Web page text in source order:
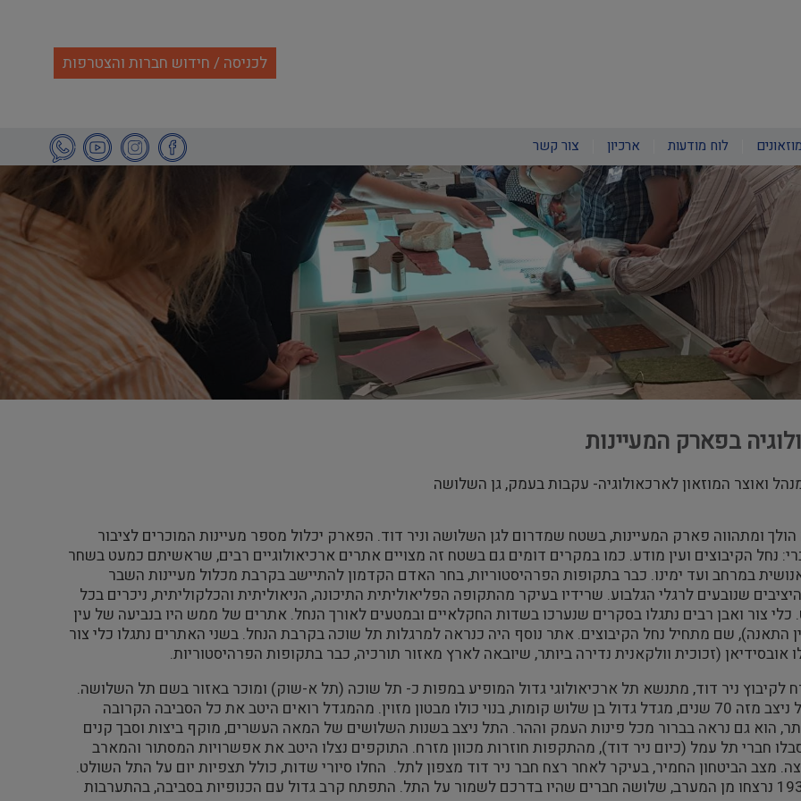
לכניסה / חידוש חברות והצטרפות
לוח מודעות ארכיון צור קשר
בפארק המעיינות
ואוצר המוזאון לארכאולוגיה- עקבות בעמק, גן השלושה
ומתהווה פארק המעיינות, בשטח שמדרום לגן השלושה וניר דוד. הפארק יכלול מספר מעיינות המוכרים לציבור
נחל הקיבוצים ועין מודע. כמו במקרים דומים גם בשטח זה מצויים אתרים ארכיאולוגיים רבים, שראשיתם כמעט בשחר
במרחב ועד ימינו. כבר בתקופות הפרהיסטוריות, בחר האדם הקדמון להתיישב בקרבת מכלול מעיינות השבר
שנובעים לרגלי הגלבוע. שרידיו בעיקר מהתקופה הפליאוליתית התיכונה, הניאוליתית והכלקוליתית, ניכרים בכל
כלי צור ואבן רבים נתגלו בסקרים שנערכו בשדות החקלאיים ובמטעים לאורך הנחל. אתרים של ממש היו בנביעה של עין
התאנה), שם מתחיל נחל הקיבוצים. אתר נוסף היה כנראה למרגלות תל שוכה בקרבת הנחל. בשני האתרים נתגלו כלי צור
אובסידיאן (זכוכית וולקאנית נדירה ביותר, שיובאה לארץ מאזור תורכיה, כבר בתקופות הפרהיסטוריות.
לקיבוץ ניר דוד, מתנשא תל ארכיאולוגי גדול המופיע במפות כ- תל שוכה (תל א-שוק) ומוכר באזור בשם תל השלושה.
בפסגת התל ניצב מזה 70 שנים, מגדל גדול בן שלוש קומות, בנוי כולו מבטון מזוין. מהמגדל רואים היטב את כל הסביבה הקרובה
הוא גם נראה בברור מכל פינות העמק וההר. התל ניצב בשנות השלושים של המאה העשרים, מוקף ביצות וסבך קנים
חברי תל עמל (כיום ניר דוד), מהתקפות חוזרות מכוון מזרח. התוקפים נצלו היטב את אפשרויות המסתור והמארב
מצב הביטחון החמיר, בעיקר לאחר רצח חבר ניר דוד מצפון לתל. החלו סיורי שדות, כולל תצפיות יום על התל השולט.
בדצמבר 1938 נרצחו מן המערב, שלושה חברים שהיו בדרכם לשמור על התל. התפתח קרב גדול עם הכנופיות בסביבה, בהתערבות